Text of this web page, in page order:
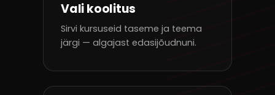
Vali koolitus
Sirvi kursuseid taseme ja teema
järgi — algajast edasijõudnuni.